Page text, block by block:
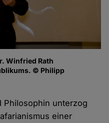
Winfried Rath
© Philipp
Philosophin unterzog
einer